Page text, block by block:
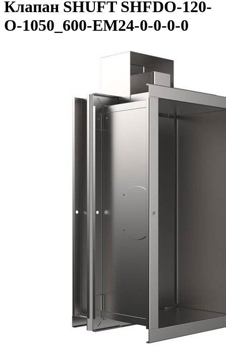
Клапан SHUFT SHFDO-120-
O-1050_600-EM24-0-0-0-0